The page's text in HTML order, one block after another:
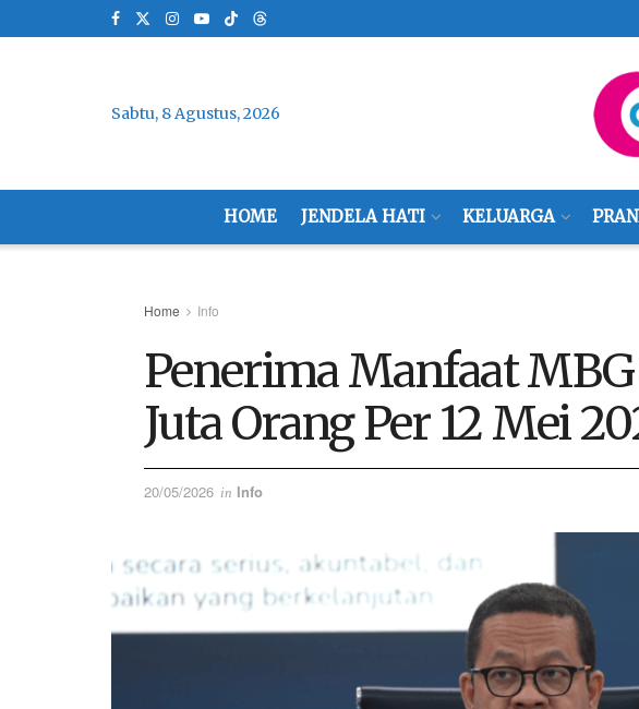
Sabtu, 8 Agustus, 2026
HOME JENDELA HATI KELUARGA
Home Info
Penerima Manfaat MBG
Juta Orang Per 12 Mei
20/05/2026 in Info